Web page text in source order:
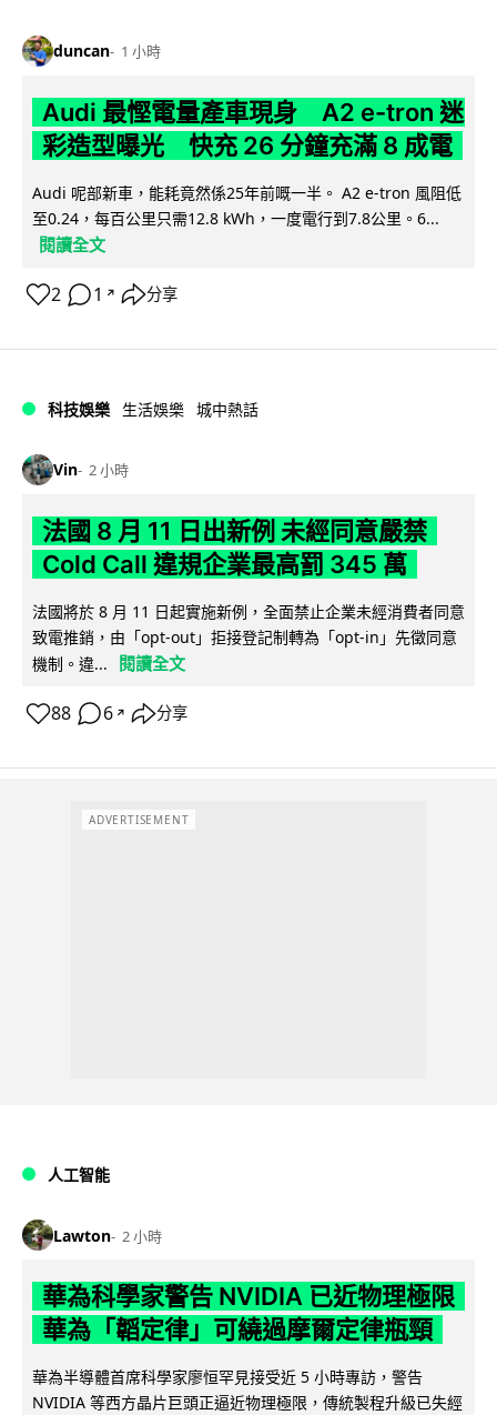
duncan 1 小時
Audi 最慳電量產車現身 A2 e-tron 迷
彩造型曝光 快充 26 分鐘充滿 8 成電
Audi 呢部新車，能耗竟然係25年前嘅一半。 A2 e-tron 風阻低
至0.24，每百公里只需12.8 kWh，一度電行到7.8公里。6...
閱讀全文
2 1 ↗ 分享
科技娛樂 生活娛樂 城中熱話
Vin 2 小時
法國 8 月 11 日出新例 未經同意嚴禁
Cold Call 違規企業最高罰 345 萬
法國將於 8 月 11 日起實施新例，全面禁止企業未經消費者同意
致電推銷，由「opt-out」拒接登記制轉為「opt-in」先徵同意
機制。違...
閱讀全文
88 6 ↗ 分享
ADVERTISEMENT
人工智能
Lawton 2 小時
華為科學家警告 NVIDIA 已近物理極限
華為「韜定律」可繞過摩爾定律瓶頸
華為半導體首席科學家廖恒罕見接受近 5 小時專訪，警告
NVIDIA 等西方晶片巨頭正逼近物理極限，傳統製程升級已失經